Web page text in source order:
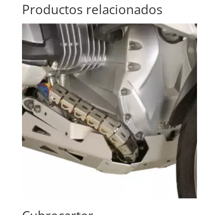
Productos relacionados